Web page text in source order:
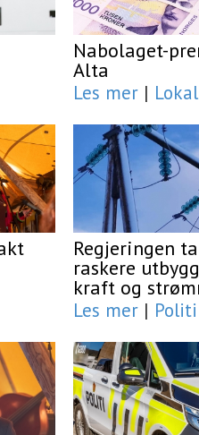
Nabolaget-
Alta
Les mer | Lokal
Regjeringen
raskere
kraft og
Les mer |